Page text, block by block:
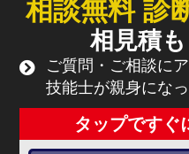
相談無料 診
相見積も
ご質問・ご相談に
技能士が親身にな
タップですぐ